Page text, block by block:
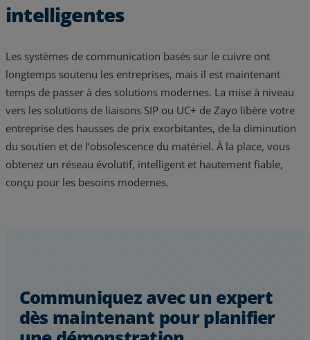
intelligentes
Les systèmes de communication basés sur le cuivre ont
longtemps soutenu les entreprises, mais il est maintenant
temps de passer à des solutions modernes. La mise à niveau
vers les solutions de liaisons SIP ou UC+ de Zayo libère votre
entreprise des hausses de prix exorbitantes, de la diminution
du soutien et de l’obsolescence du matériel. À la place, vous
obtenez un réseau évolutif, intelligent et hautement fiable,
conçu pour les besoins modernes.
Communiquez avec un expert
dès maintenant pour planifier